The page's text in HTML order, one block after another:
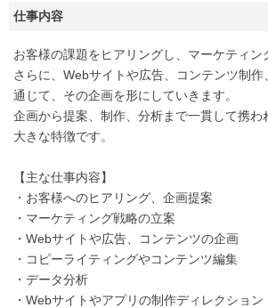
仕事内容
お客様の課題をヒアリングし、マーケティン
さらに、Webサイトや広告、コンテンツ制
通じて、その企画を形にしていきます。
企画から提案、制作、分析まで一貫して携わ
大きな特徴です。
【主な仕事内容】
・お客様へのヒアリング、企画提案
・マーケティング戦略の立案
・Webサイトや広告、コンテンツの企画
・コピーライティングやコンテンツ編集
・データ分析
・Webサイトやアプリの制作ディレクション